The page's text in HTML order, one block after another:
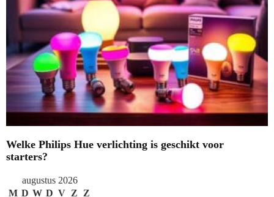
Welke Philips Hue verlichting is geschikt voor
starters?
augustus 2026
M D W D V Z
Z